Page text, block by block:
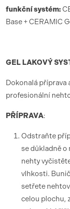
funkční systém:
Base + CERAMIC
GEL LAKOVÝ
Dokonalá příprava
profesionální
PŘÍPRAVA:
Odstraňte
se důkladně o
nehty
vlhkosti.
setřete
celou plochu,